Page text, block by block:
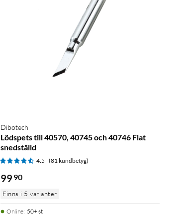
Dibotech
Lödspets till 40570, 40745 och 40746 Flat
snedställd
4.5 (81 kundbetyg)
99 90
Finns i 5 varianter
Online: 50+ st